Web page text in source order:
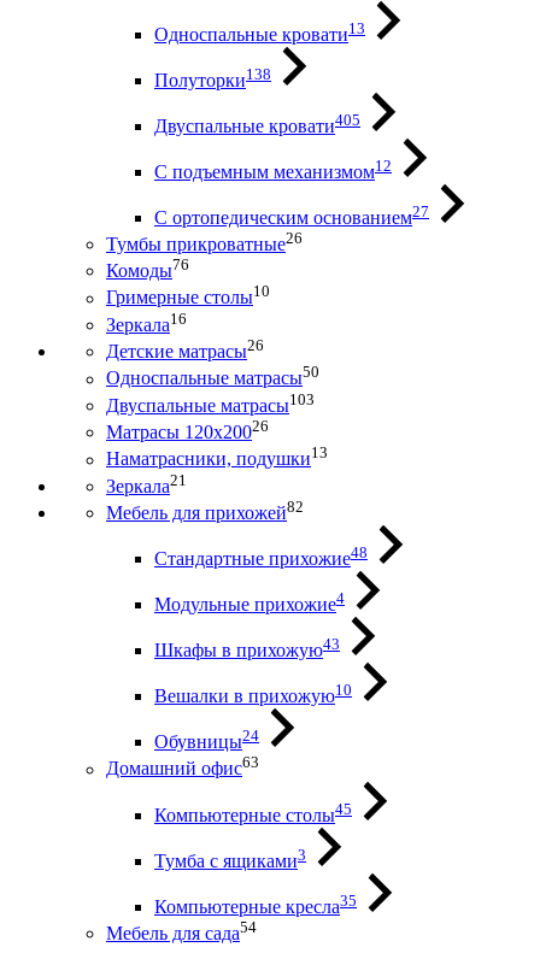
Односпальные кровати13
Полуторки138
Двуспальные кровати405
С подъемным механизмом12
С ортопедическим основанием27
Тумбы прикроватные26
Комоды76
Гримерные столы10
Зеркала16
Детские матрасы26
Односпальные матрасы50
Двуспальные матрасы103
Матрасы 120х20026
Наматрасники, подушки13
Зеркала21
Мебель для прихожей82
Стандартные прихожие48
Модульные прихожие4
Шкафы в прихожую43
Вешалки в прихожую10
Обувницы24
Домашний офис63
Компьютерные столы45
Тумба с ящиками3
Компьютерные кресла35
Мебель для сада54